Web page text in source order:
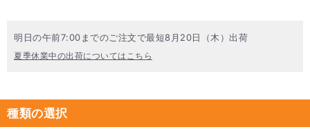
明日の午前7:00までのご注文で最短8月20日（木）出荷
夏季休業中の出荷についてはこちら
種類の選択